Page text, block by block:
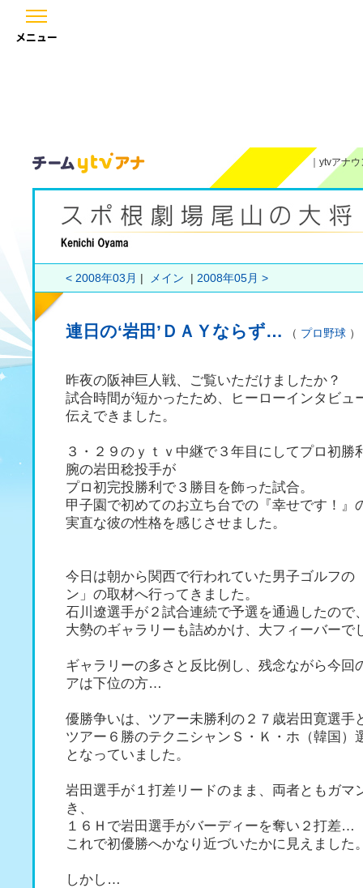
メニュー
ytvアナ
< 2008年03月 メイン 2008年05月 >
連日の‘岩田’ＤＡＹならず… （ プロ野球
昨夜の阪神巨人戦、ご覧いただけましたか？
試合時間が短かったため、ヒーローインタビュ
伝えできました。
３・２９のｙｔｖ中継で３年目にしてプロ初勝
腕の岩田稔投手が
プロ初完投勝利で３勝目を飾った試合。
甲子園で初めてのお立ち台での『幸せです！』
実直な彼の性格を感じさせました。
今日は朝から関西で行われていた男子ゴルフの
ン」の取材へ行ってきました。
石川遼選手が２試合連続で予選を通過したので
大勢のギャラリーも詰めかけ、大フィーバーで
ギャラリーの多さと反比例し、残念ながら今回
アは下位の方…
優勝争いは、ツアー未勝利の２７歳岩田寛選手
ツアー６勝のテクニシャンＳ・Ｋ・ホ（韓国）
となっていました。
岩田選手が１打差リードのまま、両者ともガマ
き、
１６Ｈで岩田選手がバーディーを奪い２打差…
これで初優勝へかなり近づいたかに見えました
しかし…